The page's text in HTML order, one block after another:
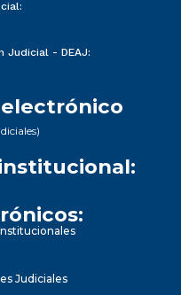
Judicial - DEAJ:
Judiciales